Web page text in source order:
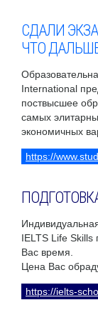
СДАЛИ
ЧТО
International
поствысшее
самых
экономичных
https://
IELTS Life Skills
Вас время.
Цена Вас
https://ielts-